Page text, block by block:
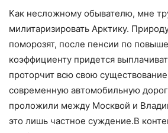
Как несложному обывателю, мне
милитаризировать Арктику.
поморозят, после пенсии по
коэффициенту придется
проторчит всю свою
современную автомобильную
проложили между Москвой и
это лишь частное суждение.В